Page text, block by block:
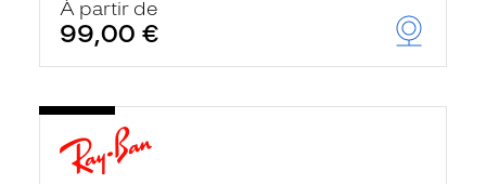
À partir de
99,00 €